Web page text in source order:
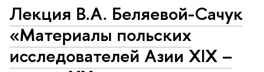
Лекция В.А. Беляевой-Сачук
«Материалы польских
исследователей Азии XIX –